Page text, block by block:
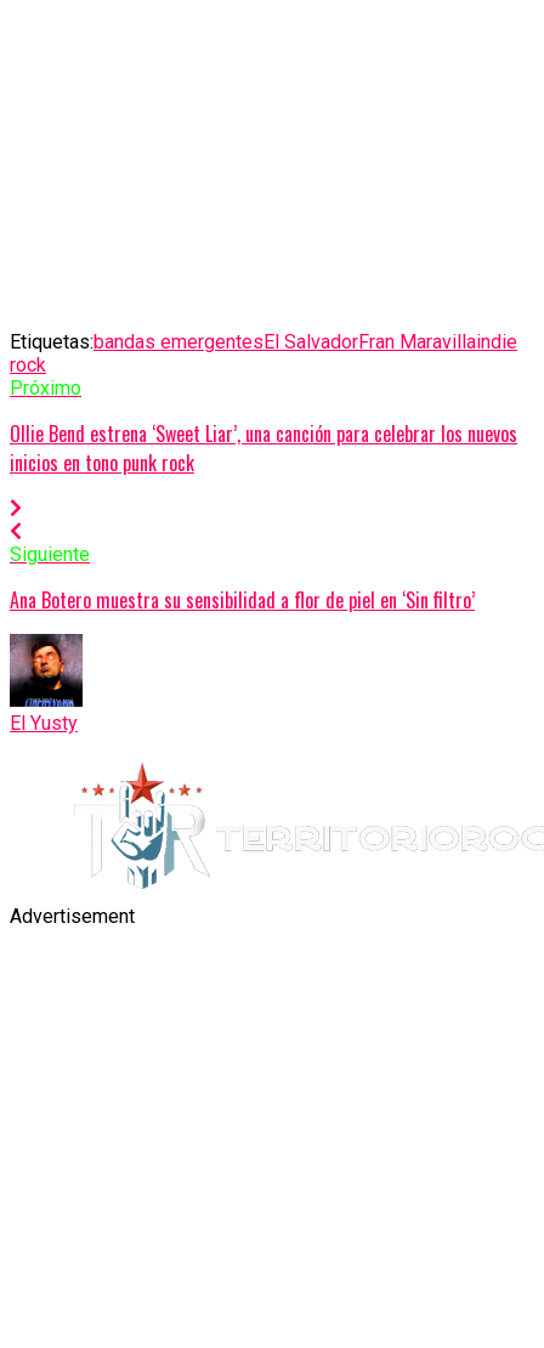
Etiquetas:bandas emergentes El SalvadorFran Maravillaindie
rock
Próximo
Ollie Bend estrena ‘Sweet Liar’, una canción para celebrar los nuevos
inicios en tono punk rock
Siguiente
Ana Botero muestra su sensibilidad a flor de piel en ‘Sin filtro’
El Yusty
Advertisement